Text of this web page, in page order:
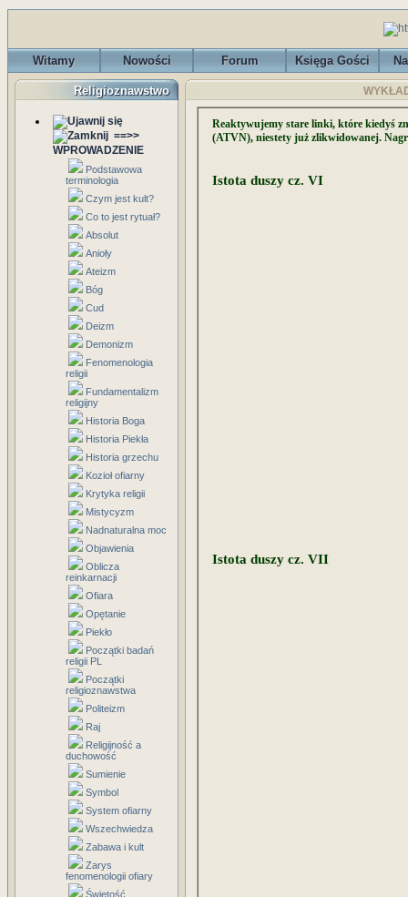
Witamy Nowości Forum Księga Gości
Religioznawstwo
==>>
WPROWADZENIE
Podstawowa
terminologia
Czym jest kult?
Co to jest rytuał?
Absolut
Anioły
Ateizm
Bóg
Cud
Deizm
Demonizm
Fenomenologia
religii
Fundamentalizm
religijny
Historia Boga
Historia Piekła
Historia grzechu
Kozioł ofiarny
Krytyka religii
Mistycyzm
Nadnaturalna moc
Objawienia
Oblicza
reinkarnacji
Ofiara
Opętanie
Piekło
Początki badań
religii PL
Początki
religioznawstwa
Politeizm
Raj
Religijność a
duchowość
Sumienie
Symbol
System ofiarny
Wszechwiedza
Zabawa i kult
Zarys
fenomenologii ofiary
Świetość
Reaktywujemy stare linki, które kiedyś
(ATVN), niestety już zlikwidowanej.
Istota duszy cz. VI
Istota duszy cz. VII